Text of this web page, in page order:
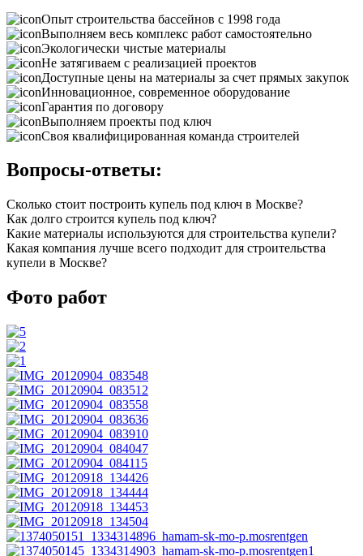
Опыт строительства бассейнов с 1998 года
Выполняем весь комплекс работ самостоятельно
Экологически чистые материалы
Не затягиваем с реализацией проектов
Доступные цены на материалы за счет прямых закупок
Инновационное, современное оборудование
Гарантия по договору
Выполняем проекты под ключ
Своя квалифицированная команда строителей
Вопросы-ответы:
Сколько стоит построить купель под ключ в Москве?
Как долго строится купель под ключ?
Какие материалы используются для строительства купели?
Какая компания лучше всего подходит для строительства
купели в Москве?
Фото работ